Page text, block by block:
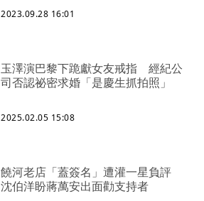
2023.09.28 16:01
玉澤演巴黎下跪獻女友戒指 經紀公
司否認祕密求婚「是慶生抓拍照」
2025.02.05 15:08
饒河老店「蓋簽名」遭灌一星負評
沈伯洋盼蔣萬安出面勸支持者